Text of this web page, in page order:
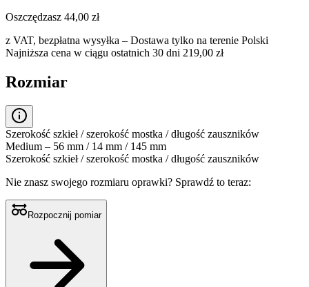
Oszczędzasz 44,00 zł
z VAT, bezpłatna wysyłka – Dostawa tylko na terenie Polski
Najniższa cena w ciągu ostatnich 30 dni 219,00 zł
Rozmiar
Szerokość szkieł / szerokość mostka / długość zauszników
Medium – 56 mm / 14 mm / 145 mm
Szerokość szkieł / szerokość mostka / długość zauszników
Nie znasz swojego rozmiaru oprawki? Sprawdź to teraz:
Rozpocznij pomiar